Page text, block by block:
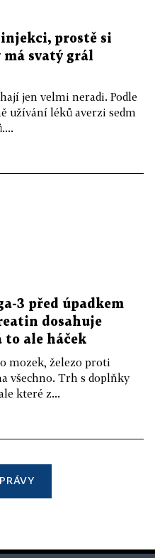
prostě si
svatý grál
jen velmi neradi. Podle
užívání léků averzi sedm
3 před úpadkem
dosahuje
to ale háček
mozek, železo proti
všechno. Trh s doplňky
které z...